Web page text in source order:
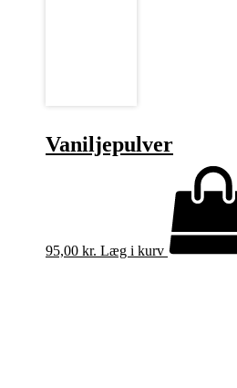
Vaniljepulver
95,00 kr. Læg i kurv